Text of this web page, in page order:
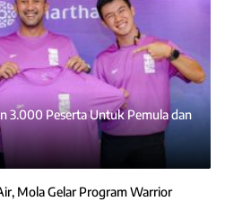
3.000 Peserta Untuk Pemula dan
Mola Gelar Program Warrior